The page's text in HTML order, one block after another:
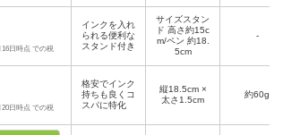
日時点 での税
インクを入れ
られる便利な
スタンド付き
サイズスタン
ド 高さ約15c
m/ペン 約18.
5cm
-
日時点 での税
格安でインク
持ちも良くコ
スパに特化
縦18.5cm ×
太さ1.5cm
約60g